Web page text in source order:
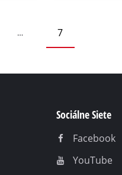
… 7
Sociálne Siete
Facebook
YouTube